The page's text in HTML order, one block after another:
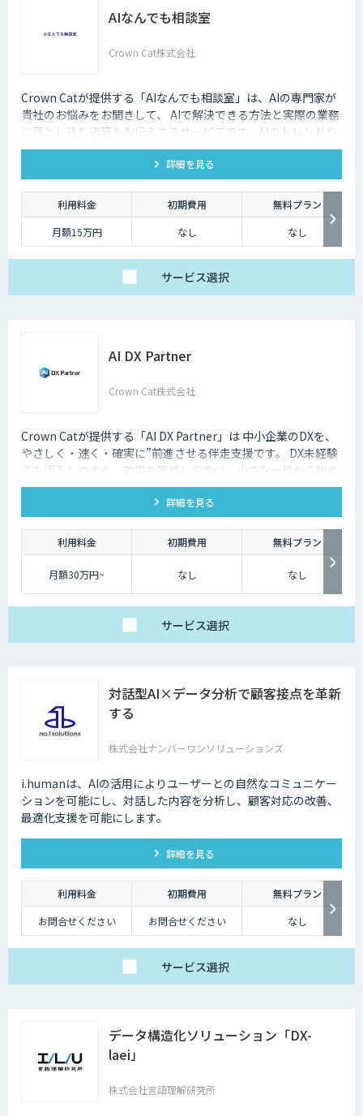
AIなんでも相談室
Crown Cat株式会社
Crown Catが提供する「AIなんでも相談室」は、AIの専門家が
貴社のお悩みをお聞きして、 AIで解決できる方法と実際の業務
に落とし込む道筋をお伝えするサービスです。AIのトレンドや
最新の事例はもちろん、自社にあった活用を安価にクイックに
詳細を見る
利用料金 初期費用
無料プラン
月額15万円
なし なし
サービス選択
AI DX Partner
Crown Cat株式会社
Crown Catが提供する「AI DX Partner」は 中小企業のDXを、
やさしく・速く・確実に”前進させる伴走支援です。 DX未経験
でも導入しやすく、効果を実感しやすい、小さな一歩から始め
るDX支援サービスです。 AI DX Partnerは、大手企業のDX支援
で培ったノウハウをベースに、 地方・中小企業のための“現実
的なDX”を設計・実装・運用まで一貫して支援いたします。 私
たちは、コンサル×開発×AIの力で、現場に寄り添った 『ちょ
うどいいDX』を実現します。
詳細を見る
利用料金 初期費用 無料プラン
月額30万円~ なし なし
サービス選択
対話型AI×データ分析で顧客接点を革新
する
株式会社ナンバーワンソリューションズ
i.humanは、AIの活用によりユーザーとの自然なコミュニケー
ションを可能にし、対話した内容を分析し、顧客対応の改善、
最適化支援を可能にします。
詳細を見る
利用料金 初期費用
無料プラン
お問合せください
お問合せください なし
サービス選択
データ構造化ソリューション「DX-
laei」
株式会社言語理解研究所